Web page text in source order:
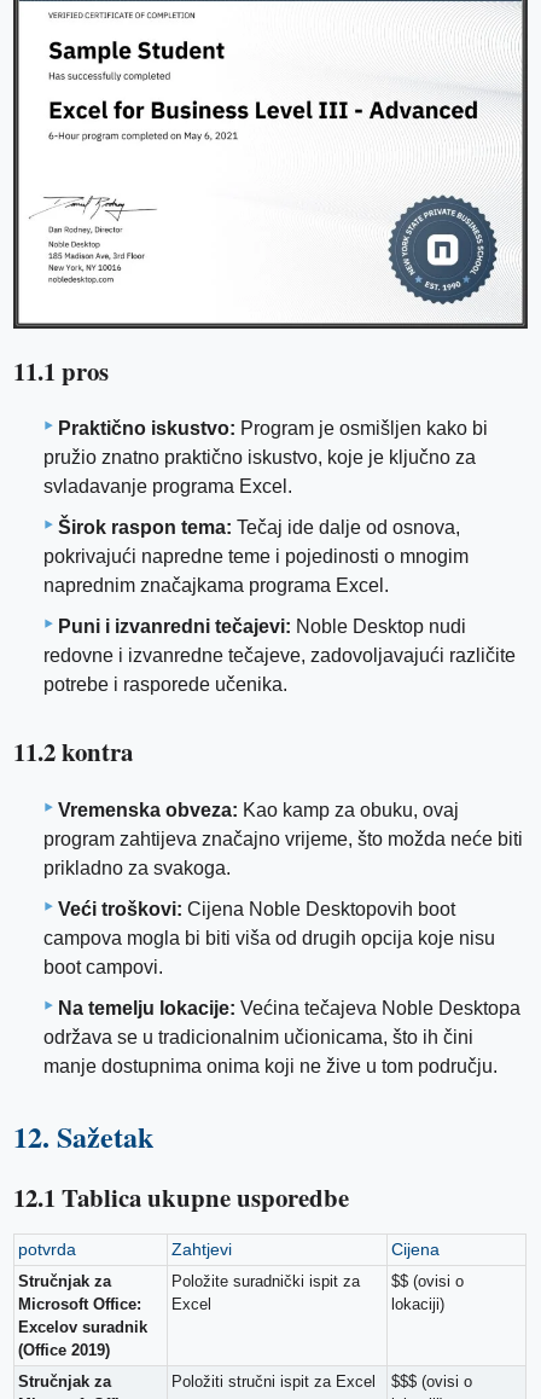
11.1 pros
Praktično iskustvo: Program je osmišljen kako bi
pružio znatno praktično iskustvo, koje je ključno za
svladavanje programa Excel.
Širok raspon tema: Tečaj ide dalje od osnova,
pokrivajući napredne teme i pojedinosti o mnogim
naprednim značajkama programa Excel.
Puni i izvanredni tečajevi: Noble Desktop nudi
redovne i izvanredne tečajeve, zadovoljavajući različite
potrebe i rasporede učenika.
11.2 kontra
Vremenska obveza: Kao kamp za obuku, ovaj
program zahtijeva značajno vrijeme, što možda neće biti
prikladno za svakoga.
Veći troškovi: Cijena Noble Desktopovih boot
campova mogla bi biti viša od drugih opcija koje nisu
boot campovi.
Na temelju lokacije: Većina tečajeva Noble Desktopa
održava se u tradicionalnim učionicama, što ih čini
manje dostupnima onima koji ne žive u tom području.
12. Sažetak
12.1 Tablica ukupne usporedbe
potvrda Zahtjevi Cijena
Stručnjak za
Microsoft Office:
Excelov suradnik
(Office 2019)
Položite suradnički ispit za
Excel
$$ (ovisi o
lokaciji)
Stručnjak za
Položiti stručni ispit za Excel
$$$ (ovisi o